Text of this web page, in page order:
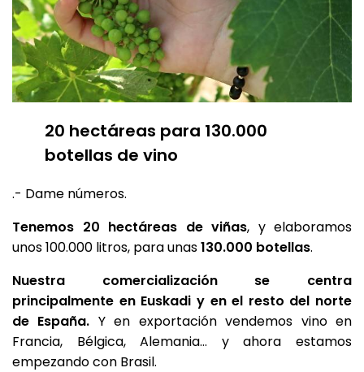
20 hectáreas para 130.000
botellas de vino
.- Dame números.
Tenemos 20 hectáreas de viñas, y elaboramos
unos 100.000 litros, para unas130.000 botellas.
Nuestra comercialización se centra
principalmente en Euskadi y en el resto del norte
de España. Y en exportación vendemos vino en
Francia, Bélgica, Alemania… y ahora estamos
empezando con Brasil.